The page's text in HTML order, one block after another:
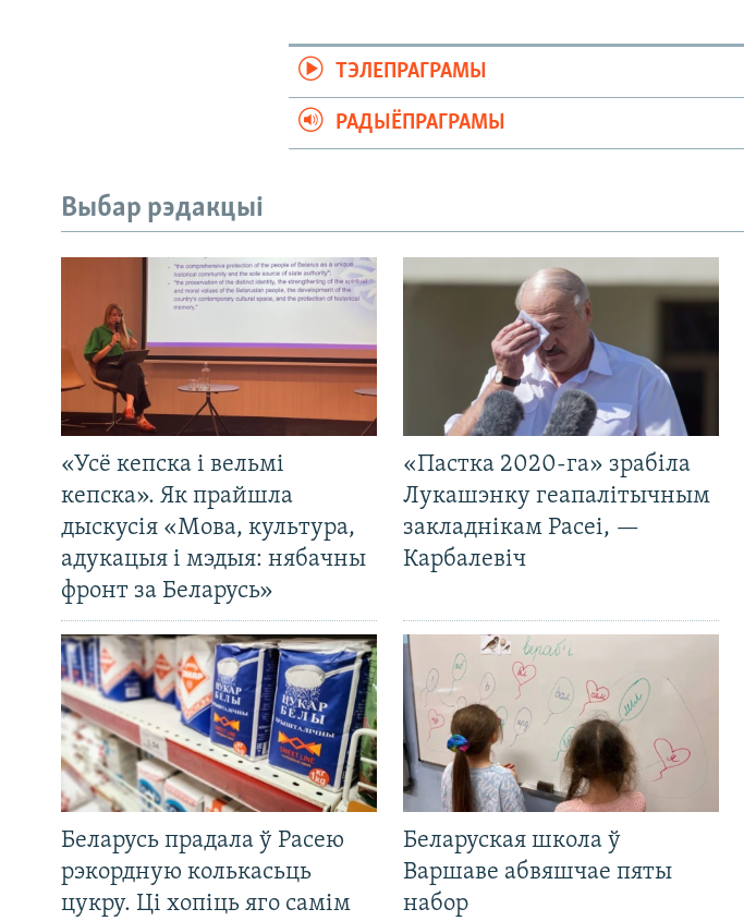
ТЭЛЕПРАГРАМЫ
РАДЫЁПРАГРАМЫ
Выбар рэдакцыі
«Усё кепска і вельмі
кепска». Як прайшла
дыскусія «Мова, культура,
адукацыя і мэдыя: нябачны
фронт за Беларусь»
«Пастка 2020-га» зрабіла
Лукашэнку геапалітычным
закладнікам Расеі, —
Карбалевіч
Беларусь прадала ў Расею
рэкордную колькасьць
цукру. Ці хопіць яго самім
Беларуская школа ў
Варшаве абвяшчае пяты
набор